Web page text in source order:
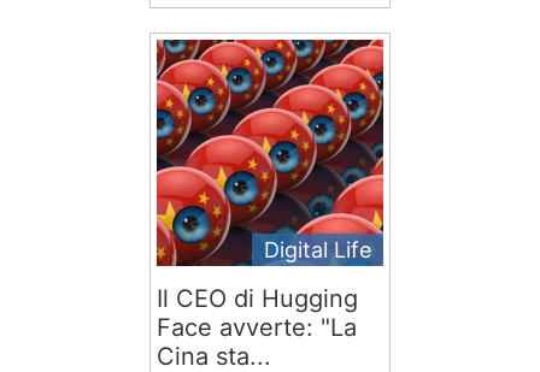
Digital Life
Il CEO di Hugging
Face avverte: "La
Cina sta...